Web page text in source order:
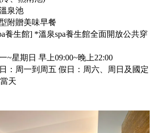
泉池
附贈美味早餐
養生館] *溫泉spa養生館全面開放公共穿
~星期日 早上09:00~晚上22:00
：周一到周五 假日：周六、周日及國定
天